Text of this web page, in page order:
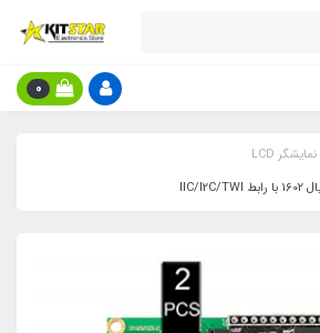
0
نمایشگر LCD